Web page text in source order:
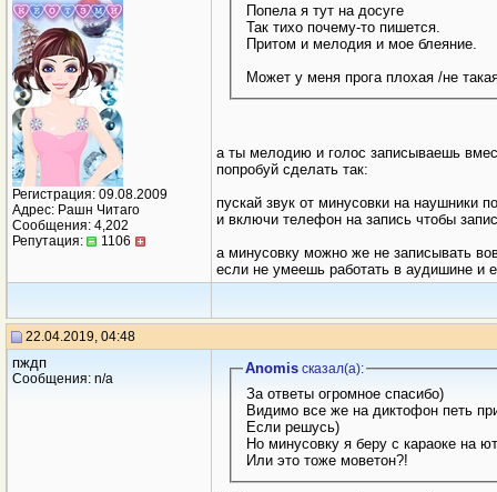
Регистрация: 09.08.2009
Адрес: Рашн Читаго
Сообщения: 4,202
Репутация:
1106
Попела я тут на досуге
Так тихо почему-то пишется.
Притом и мелодия и мое блеяние.
Может у меня прога плохая /не
а ты мелодию и голос записываешь
попробуй сделать так:
пускай звук от минусовки на наушники
и включи телефон на запись чтобы
а минусовку можно же не записывать
если не умеешь работать в аудишине и
22.04.2019, 04:48
пждп
Сообщения: n/a
Anomisсказал(a):
За ответы огромное спасибо)
Видимо все же на диктофон петь
Если решусь)
Но минусовку я беру с караоке на
Или это тоже моветон?!